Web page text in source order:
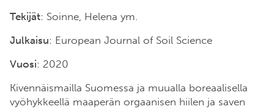
Tekijät: Soinne, Helena ym.
Julkaisu: European Journal of Soil Science
Vuosi: 2020
Kivennäismailla Suomessa ja muualla boreaalisella
vyöhykkeellä maaperän orgaanisen hiilen ja saven